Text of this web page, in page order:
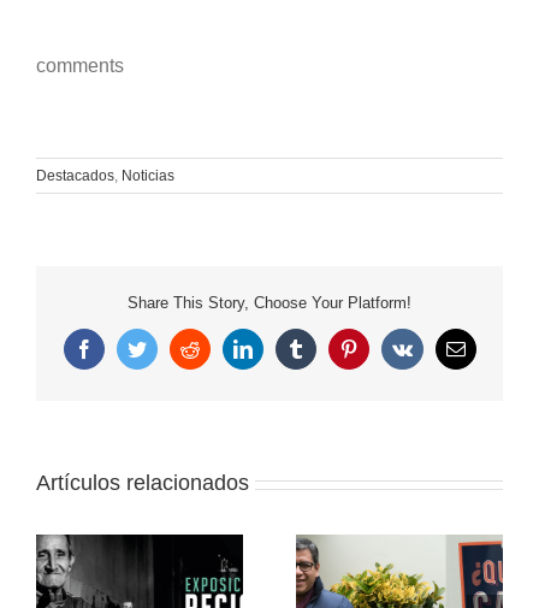
comments
Destacados, Noticias
Share This Story, Choose Your Platform!
FacebookTwitterRedditLinkedInTumblrPinterestVk
Correo
electrónico
Artículos relacionados
Iván Lanegra: “Nuestro